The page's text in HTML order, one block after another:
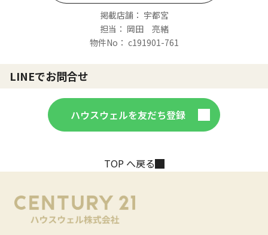
掲載店舗： 宇都宮
担当： 岡田 亮緒
物件No： c191901-761
LINEでお問合せ
ハウスウェルを友だち登録
TOP へ戻る